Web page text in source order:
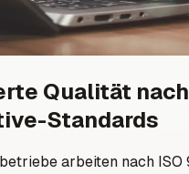
Qualität nach
Standards
arbeiten nach ISO